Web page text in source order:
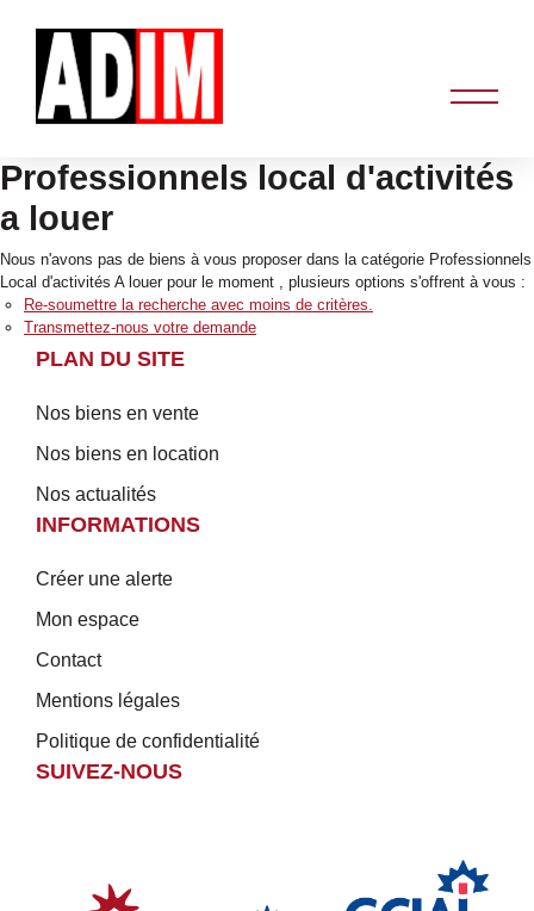
Professionnels local d'activités
a louer
Nous n'avons pas de biens à vous proposer dans la catégorie Professionnels
Local d'activités A louer pour le moment , plusieurs options s'offrent à vous :
Re-soumettre la recherche avec moins de critères.
Transmettez-nous votre demande
PLAN DU SITE
Nos biens en vente
Nos biens en location
Nos actualités
INFORMATIONS
Créer une alerte
Mon espace
Contact
Mentions légales
Politique de confidentialité
SUIVEZ-NOUS